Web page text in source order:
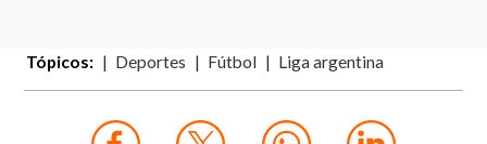
Tópicos: Deportes Fútbol Liga argentina